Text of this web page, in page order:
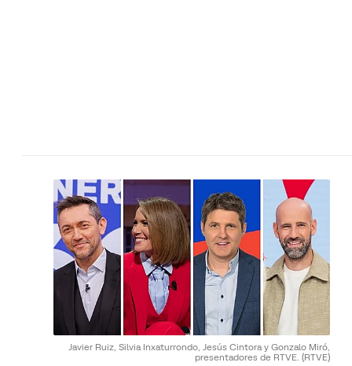
Javier Ruiz, Silvia Inxaturrondo, Jesús Cintora y Gonzalo Miró,
presentadores de RTVE. (RTVE)